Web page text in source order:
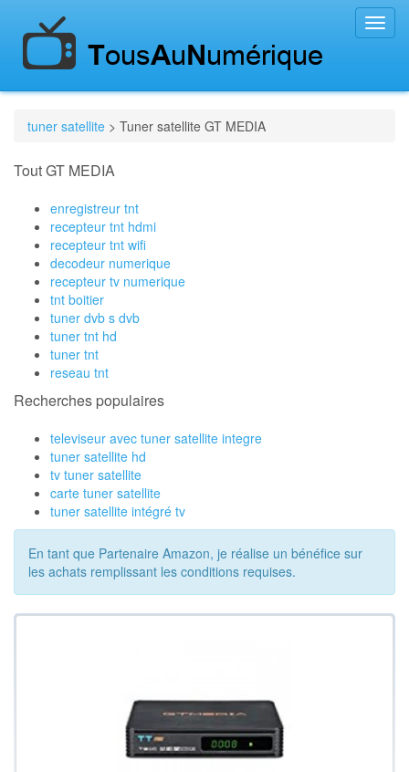
tuner satellite > Tuner satellite GT MEDIA
Tout GT MEDIA
enregistreur tnt
recepteur tnt hdmi
recepteur tnt wifi
decodeur numerique
recepteur tv numerique
tnt boitier
tuner dvb s dvb
tuner tnt hd
tuner tnt
reseau tnt
Recherches populaires
televiseur avec tuner satellite integre
tuner satellite hd
tv tuner satellite
carte tuner satellite
tuner satellite intégré tv
En tant que Partenaire Amazon, je réalise un bénéfice sur
les achats remplissant les conditions requises.